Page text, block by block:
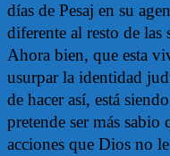
días de Pesaj en su
diferente al resto de las
Ahora bien, que esta
usurpar la identidad
de hacer así, está
pretende ser más sabio
acciones que Dios no